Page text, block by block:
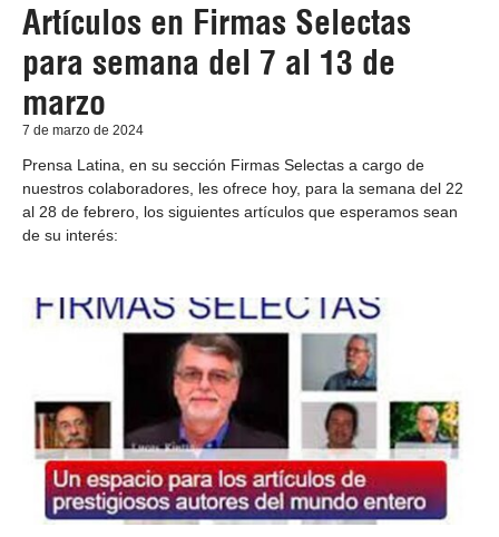
Artículos en Firmas Selectas
para semana del 7 al 13 de
marzo
7 de marzo de 2024
Prensa Latina, en su sección Firmas Selectas a cargo de
nuestros colaboradores, les ofrece hoy, para la semana del 22
al 28 de febrero, los siguientes artículos que esperamos sean
de su interés: